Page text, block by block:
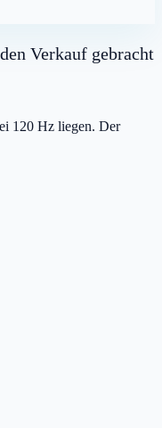
Verkauf gebracht
120 Hz liegen. Der